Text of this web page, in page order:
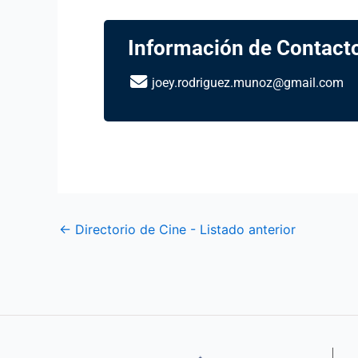
Información de
joey.rodriguez.munoz@gmail.com
← Directorio de Cine - Listado anterior